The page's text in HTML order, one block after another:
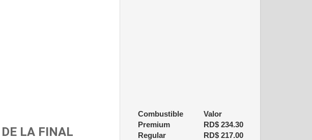
LA FINAL
Combustible
Valor
Premium
RD$ 234.30
Regular
RD$ 217.00